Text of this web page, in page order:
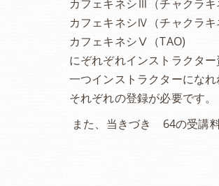
カフェキネシⅢ（チャクラキ
カフェキネシⅣ（チャクラキ
カフェキネシⅤ（TAO)
にぞれぞれインストラクター
一つインストラクターにな
それぞれの登録が必要です。
また、当きづき 64の受講